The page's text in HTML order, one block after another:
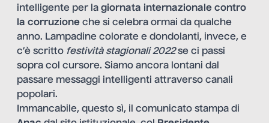
intelligente per la giornata internazionale contro
la corruzione che si celebra ormai da qualche
anno. Lampadine colorate e dondolanti, invece, e
c’è scritto festività stagionali 2022se ci passi
sopra col cursore. Siamo ancora lontani dal
passare messaggi intelligenti attraverso canali
popolari.
Immancabile, questo sì, il comunicato stampa di